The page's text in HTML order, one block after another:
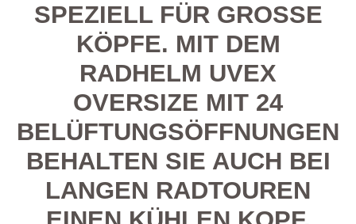
SPEZIELL FÜR GROSSE K
ÖPFE. MIT DEM R
ADHELM UVEX O
VERSIZE MIT 24 B
ELÜFTUNGSÖFFNUNGEN B
EHALTEN SIE AUCH BEI L
ANGEN RADTOUREN E